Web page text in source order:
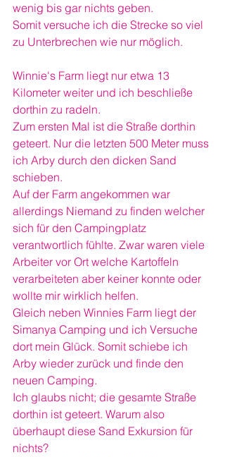
wenig bis gar nichts geben.
Somit versuche ich die Strecke so viel
zu Unterbrechen wie nur möglich.
Winnie's Farm liegt nur etwa 13
Kilometer weiter und ich beschließe
dorthin zu radeln.
Zum ersten Mal ist die Straße dorthin
geteert. Nur die letzten 500 Meter muss
ich Arby durch den dicken Sand
schieben.
Auf der Farm angekommen war
allerdings Niemand zu finden welcher
sich für den Campingplatz
verantwortlich fühlte. Zwar waren viele
Arbeiter vor Ort welche Kartoffeln
verarbeiteten aber keiner konnte oder
wollte mir wirklich helfen.
Gleich neben Winnies Farm liegt der
Simanya Camping und ich Versuche
dort mein Glück. Somit schiebe ich
Arby wieder zurück und finde den
neuen Camping.
Ich glaubs nicht; die gesamte Straße
dorthin ist geteert. Warum also
überhaupt diese Sand Exkursion für
nichts?